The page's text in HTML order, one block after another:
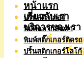
หน้าแรก
เกี่ยวกับเรา
บริการของเรา
ปริ้นสติกเก
ปริ้นส
ปริ้นสติกเกอร์
พิมพ์ฉลากสินค้า
พิมพ์สติ๊กเกอร์ติดรถ
ปริ้นสติกเกอร์โลโก้